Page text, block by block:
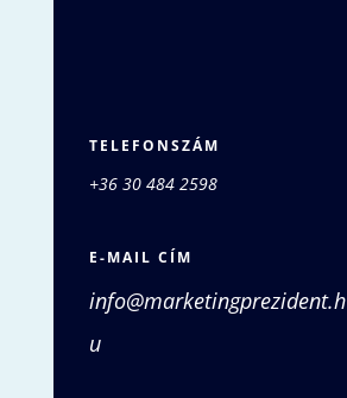
TELEFONSZÁM
+36 30 484 2598
E-MAIL CÍM
info@marketingprezident.h
u